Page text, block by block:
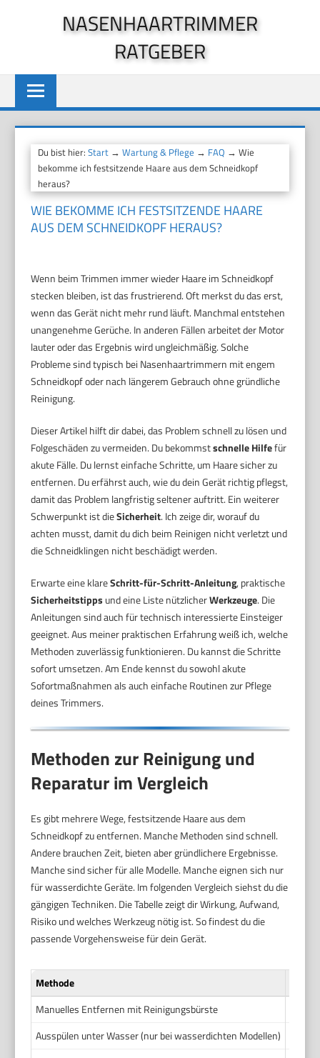
NASENHAARTRIMMER
RATGEBER
Du bist hier:Start →Wartung & Pflege → FAQ → Wie
bekomme ich festsitzende Haare aus dem Schneidkopf
heraus?
WIE BEKOMME ICH FESTSITZENDE HAARE
AUS DEM SCHNEIDKOPF HERAUS?
Wenn beim Trimmen immer wieder Haare im Schneidkopf
stecken bleiben, ist das frustrierend. Oft merkst du das erst,
wenn das Gerät nicht mehr rund läuft. Manchmal entstehen
unangenehme Gerüche. In anderen Fällen arbeitet der Motor
lauter oder das Ergebnis wird ungleichmäßig. Solche
Probleme sind typisch bei Nasenhaartrimmern mit engem
Schneidkopf oder nach längerem Gebrauch ohne gründliche
Reinigung.
Dieser Artikel hilft dir dabei, das Problem schnell zu lösen und
Folgeschäden zu vermeiden. Du bekommstschnelle Hilfefür
akute Fälle. Du lernst einfache Schritte, um Haare sicher zu
entfernen. Du erfährst auch, wie du dein Gerät richtig pflegst,
damit das Problem langfristig seltener auftritt. Ein weiterer
Schwerpunkt ist dieSicherheit. Ich zeige dir, worauf du
achten musst, damit du dich beim Reinigen nicht verletzt und
die Schneidklingen nicht beschädigt werden.
Erwarte eine klareSchritt-für-Schritt-Anleitung, praktische
Sicherheitstipps und eine Liste nützlicherWerkzeuge. Die
Anleitungen sind auch für technisch interessierte Einsteiger
geeignet. Aus meiner praktischen Erfahrung weiß ich, welche
Methoden zuverlässig funktionieren. Du kannst die Schritte
sofort umsetzen. Am Ende kennst du sowohl akute
Sofortmaßnahmen als auch einfache Routinen zur Pflege
deines Trimmers.
Methoden zur Reinigung und
Reparatur im Vergleich
Es gibt mehrere Wege, festsitzende Haare aus dem
Schneidkopf zu entfernen. Manche Methoden sind schnell.
Andere brauchen Zeit, bieten aber gründlichere Ergebnisse.
Manche sind sicher für alle Modelle. Manche eignen sich nur
für wasserdichte Geräte. Im folgenden Vergleich siehst du die
gängigen Techniken. Die Tabelle zeigt dir Wirkung, Aufwand,
Risiko und welches Werkzeug nötig ist. So findest du die
passende Vorgehensweise für dein Gerät.
Methode
Manuelles Entfernen mit Reinigungsbürste
Ausspülen unter Wasser (nur bei wasserdichten Modellen)